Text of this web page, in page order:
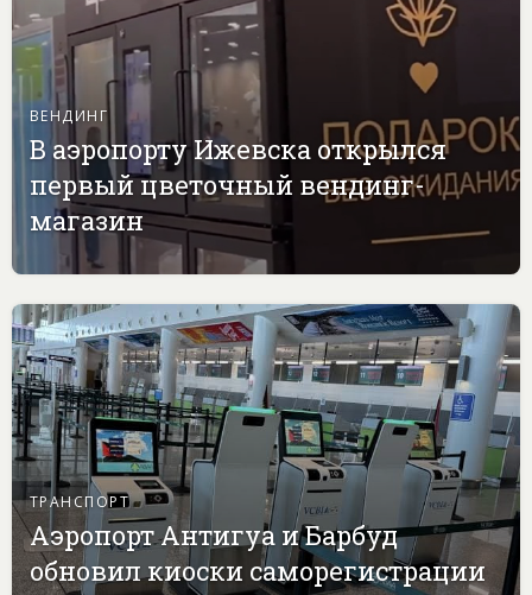
ВЕНДИНГ
В аэропорту Ижевска открылся
первый цветочный вендинг-
магазин
ТРАНСПОРТ
Аэропорт Антигуа и Барбуд
обновил киоски саморегистрации